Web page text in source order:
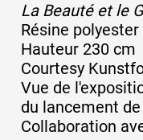
La Beauté et le
Résine
Hauteur 230 cm
Courtesy
Vue de
du lancement
Collaboration